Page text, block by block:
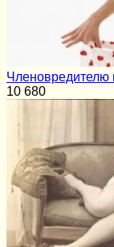
Членовредителю
10 680